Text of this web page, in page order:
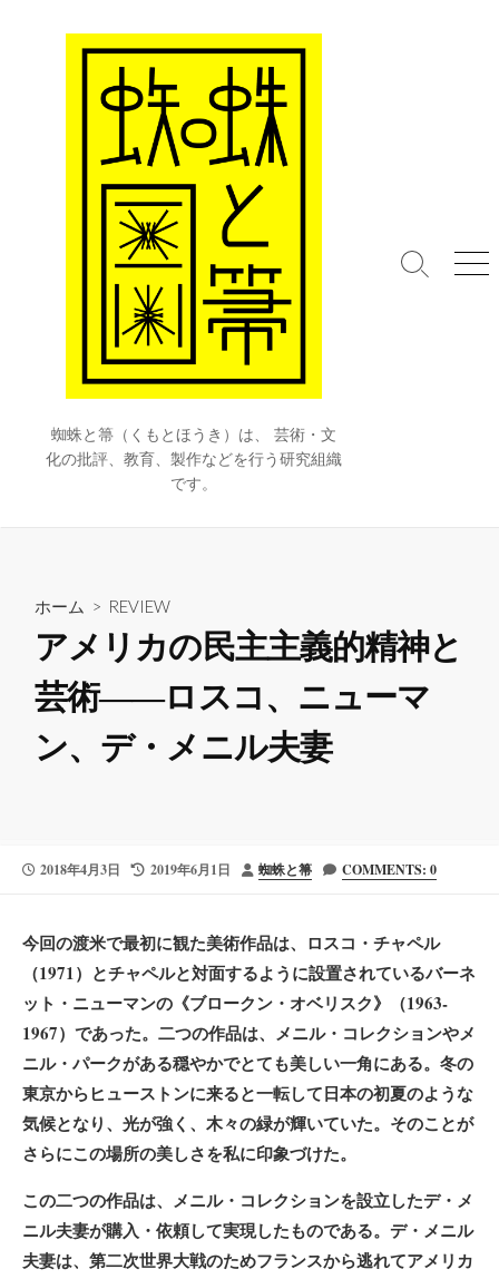
蜘蛛と箒（くもとほうき）は、 芸術・文
化の批評、教育、製作などを行う研究組織
です。
検
メ
ホーム > REVIEW
アメリカの民主主義的精神と
芸術——ロスコ、ニューマ
ン、デ・メニル夫妻
公
2018年4月3日
最
新
日
2019年6月1日
投
蜘蛛と箒 COMMENTS: 0
今回の渡米で最初に観た美術作品は、ロスコ・チャペル
（1971）とチャペルと対面するように設置されているバーネ
ット・ニューマンの《ブロークン・オベリスク》（1963-
1967）であった。二つの作品は、メニル・コレクションやメ
ニル・パークがある穏やかでとても美しい一角にある。冬の
東京からヒューストンに来ると一転して日本の初夏のような
気候となり、光が強く、木々の緑が輝いていた。そのことが
さらにこの場所の美しさを私に印象づけた。
この二つの作品は、メニル・コレクションを設立したデ・メ
ニル夫妻が購入・依頼して実現したものである。デ・メニル
夫妻は、第二次世界大戦のためフランスから逃れてアメリカ